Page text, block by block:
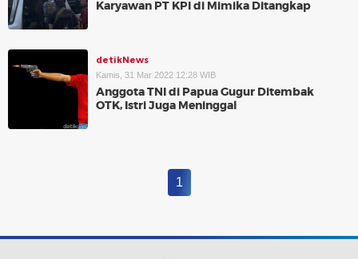
Karyawan PT KPI di Mimika Ditangkap
detikNews
Kamis, 31 Mar 2022 12:28 WIB
Anggota TNI di Papua Gugur Ditembak
OTK, Istri Juga Meninggal
1